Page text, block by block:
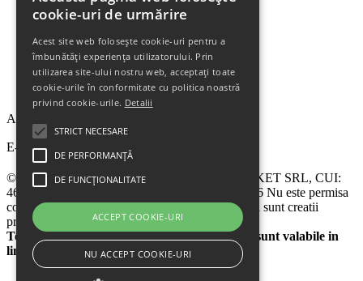
Livrarea Produselor
Politica de Retur
Descarca Garantia
Urmareste Comanda
Termeni Garantie
Termeni si Conditii
Abonare la newsletter
E-mail
© 2024 - 2026 eChilipir.ro - SIRIUS TOP MARKET SRL, CUI:
46952581, Reg. Com.: Call Center: 0726 676 676 Nu este permisa
copierea sitului eChilipir.ro - Unele poze si softuri sunt creatii
proprii.
Toate preturile sunt exprimate in lei. Ofertele sunt valabile in
limita stocului disponibil
cookie-uri de urmărire
Acest site web folosește cookie-uri pentru a
îmbunătăți experiența utilizatorului. Prin
utilizarea site-ului nostru web, acceptați toate
cookie-urile în conformitate cu politica noastră
privind cookie-urile. Detalii
STRICT NECESARE
DE PERFORMANȚĂ
DE FUNCȚIONALITATE
ACCEPT COOKIE-URI
NU ACCEPT COOKIE-URI